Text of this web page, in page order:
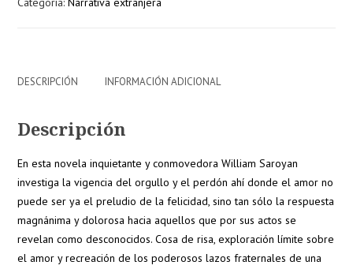
DESCRIPCIÓN INFORMACIÓN ADICIONAL
Descripción
En esta novela inquietante y conmovedora William Saroyan
investiga la vigencia del orgullo y el perdón ahí donde el amor no
puede ser ya el preludio de la felicidad, sino tan sólo la respuesta
magnánima y dolorosa hacia aquellos que por sus actos se
revelan como desconocidos.Cosa de risa, exploración límite sobre
el amor y recreación de los poderosos lazos fraternales de una